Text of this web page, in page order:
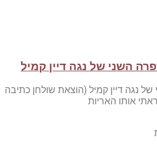
השני של נגה דיין קמיל
נגה דיין קמיל (הוצאת שולחן כתיבה
אותו האריות